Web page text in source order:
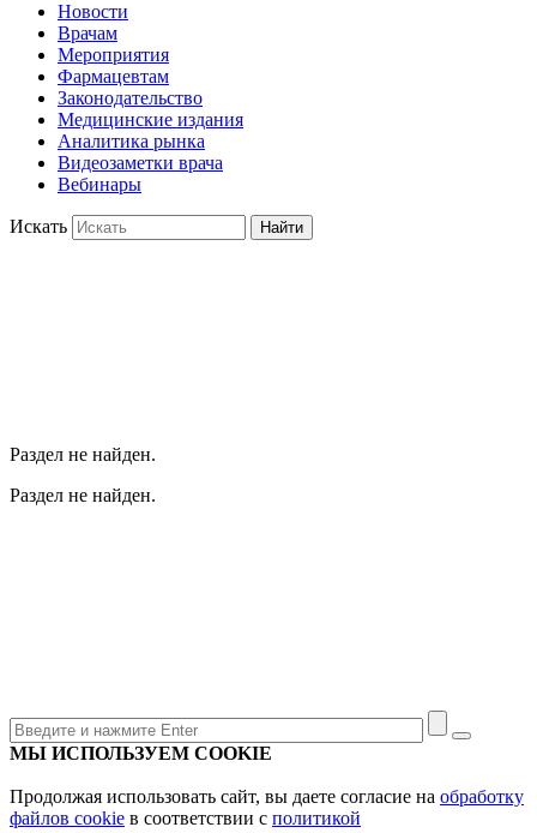
Новости
Врачам
Мероприятия
Фармацевтам
Законодательство
Медицинские издания
Аналитика рынка
Видеозаметки врача
Вебинары
Искать Найти
Раздел не найден.
Раздел не найден.
МЫ ИСПОЛЬЗУЕМ COOKIE
Продолжая использовать сайт, вы даете согласие на обработку
файлов cookie в соответствии с политикой